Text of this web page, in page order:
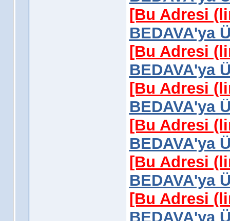
[Bu Adresi
BEDAVA'ya
[Bu Adresi
BEDAVA'ya
[Bu Adresi
BEDAVA'ya
[Bu Adresi
BEDAVA'ya
[Bu Adresi
BEDAVA'ya
[Bu Adresi
BEDAVA'ya